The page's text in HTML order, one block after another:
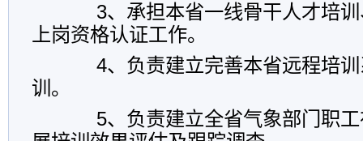
3、承担本省一线骨干人才培训
上岗资格认证工作。
4、负责建立完善本省远程培训
训。
5、负责建立全省气象部门职工